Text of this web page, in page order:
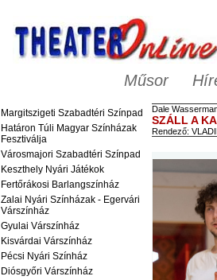
Műsor
Margitszigeti Szabadtéri Színpad
Határon Túli Magyar Színházak
Fesztiválja
Városmajori Szabadtéri Színpad
Keszthely Nyári Játékok
Fertőrákosi Barlangszínház
Zalai Nyári Színházak - Egervári
Várszínház
Gyulai Várszínház
Kisvárdai Várszínház
Pécsi Nyári Színház
Diósgyőri Várszínház
Dale
SZÁLL A
Rendező: